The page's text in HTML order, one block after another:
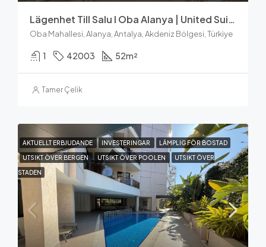
Lägenhet Till Salu I Oba Alanya | United Suites 1+1
Oba Mahallesi, Alanya, Antalya, Akdeniz Bölgesi, Türkiye
1 42003 52m²
Tamer Çelik
AKTUELLT ERBJUDANDE INVESTERINGAR LÄMPLIG FÖR BOSTAD
UTSIKT ÖVER BERGEN UTSIKT ÖVER POOLEN UTSIKT ÖVER
STADEN